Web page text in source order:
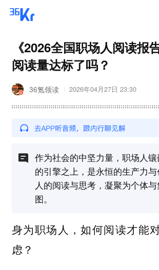
《2026全国职场人阅读报
阅读量达标了吗？
36氪领读 2026年04月27日 23:30
作为社会的中坚力量，职场人
的引擎之上，是永恒的生产力
人的阅读与思考，凝聚为个体
图。
身为职场人，如何阅读才能
虑？